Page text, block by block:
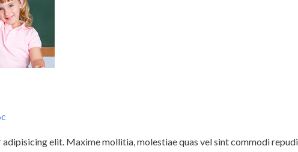
elit. Maxime mollitia, molestiae quas vel sint commodi